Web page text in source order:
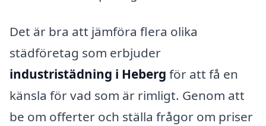
Det är bra att jämföra flera olika
städföretag som erbjuder
industristädning i Heberg för att få en
känsla för vad som är rimligt. Genom att
be om offerter och ställa frågor om priser